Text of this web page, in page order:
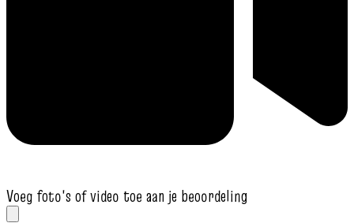
Voeg foto's of video toe aan je beoordeling